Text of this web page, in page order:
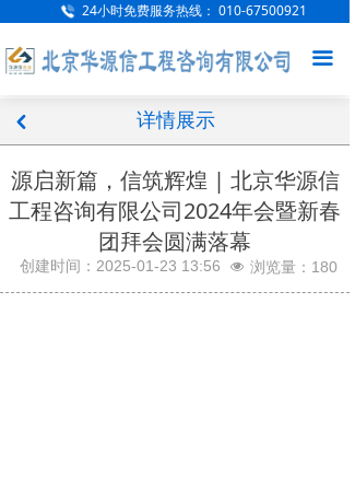
24小时免费服务热线： 010-67500921
끀
网站首页
公司概况
新闻中心
项目案例
服务范围
人才招聘
源启新篇，信筑辉煌 | 北京华源信
工程咨询有限公司2024年会暨新春
团拜会圆满落幕
创建时间： 2025-01-23 13:56 넶 浏览量： 180
详情展示
낒